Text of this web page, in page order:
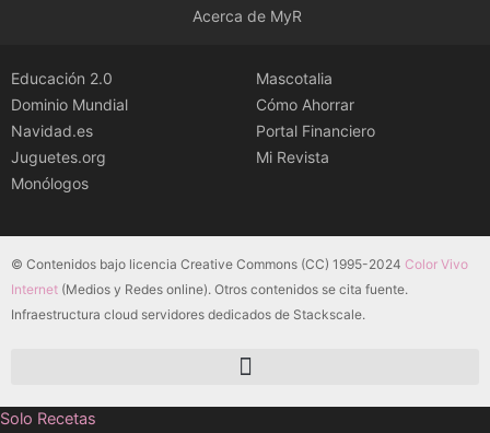
Acerca de MyR
Educación 2.0
Dominio Mundial
Navidad.es
Juguetes.org
Monólogos
Mascotalia
Cómo Ahorrar
Portal Financiero
Mi Revista
© Contenidos bajo licencia Creative Commons (CC) 1995-2024 Color Vivo
Internet (Medios y Redes online). Otros contenidos se cita fuente.
Infraestructura cloud servidores dedicados de Stackscale.
Solo Recetas